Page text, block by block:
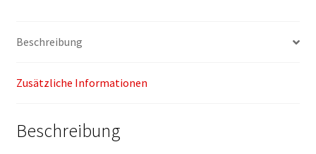
Beschreibung
Zusätzliche Informationen
Beschreibung